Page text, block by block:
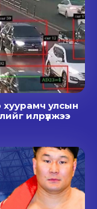
хуурамч улсын
илрүүлжээ